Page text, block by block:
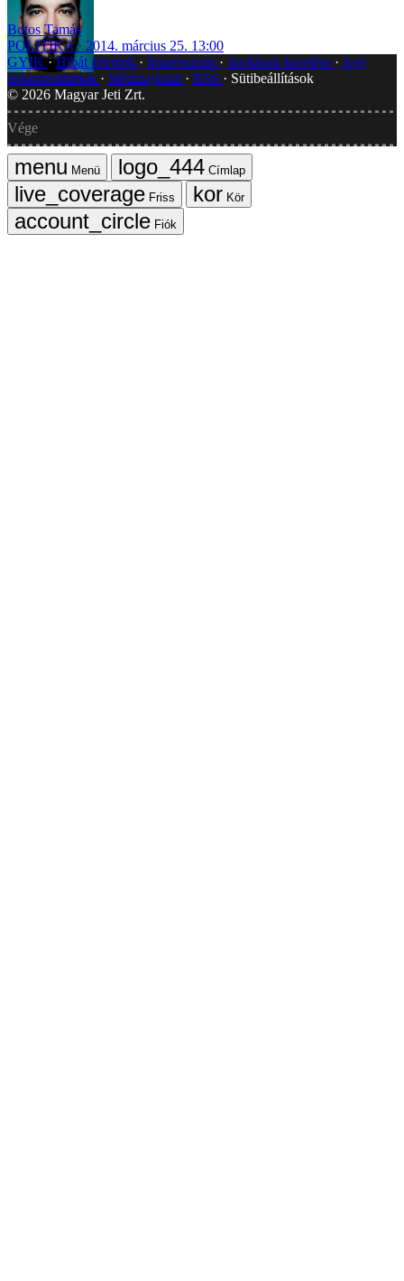
Botos Tamás
POLITIKA
2014. március 25. 13:00
GYIK Hibát jelentek Impresszum Javítások kezelése
Jogi
dokumentumok
Médiaajánlat RSS
Sütibeállítások
© 2026 Magyar Jeti Zrt.
Vége
Menü
Címlap
Friss
Kör
Fiók